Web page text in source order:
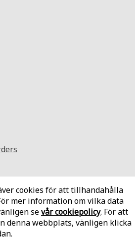
cookies för att tillhandahålla
mer information om vilka data
sevår cookiepolicy. För att
denna webbplats, vänligen klicka